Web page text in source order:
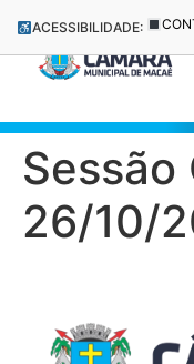
ACESSIBILIDADE:
Sessão
26/10/